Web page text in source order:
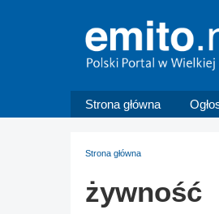
Strona główna
Strona główna
żywność